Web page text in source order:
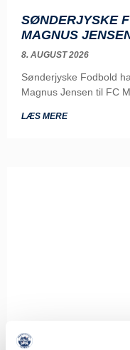
SØNDERJYSKE
MAGNUS
8. AUGUST 2026
Sønderjyske Fodbold
Magnus Jensen til FC
LÆS MERE